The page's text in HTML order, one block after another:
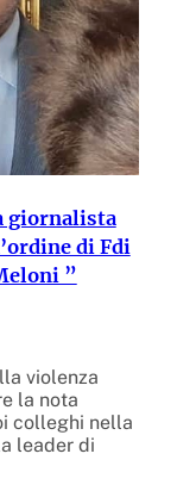
giornalista
di Fdi
”
violenza
la nota
colleghi nella
leader di